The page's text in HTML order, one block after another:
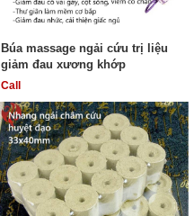
Búa massage ngải cứu trị liệu
giảm đau xương khớp
Call